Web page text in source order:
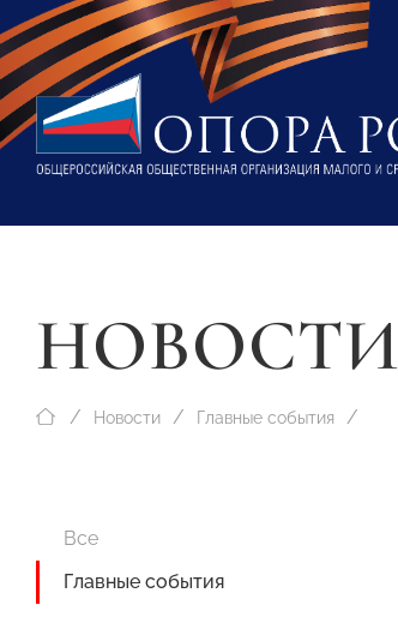
НОВОСТИ
Новости Главные события
Все
Главные события